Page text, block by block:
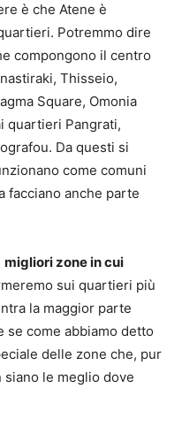
è che Atene è
Potremmo dire
compongono il centro
Thisseio,
Square, Omonia
quartieri Pangrati,
Da questi si
come comuni
facciano anche parte
migliori zone in cui
sui quartieri più
la maggior parte
come abbiamo detto
delle zone che, pur
le meglio dove